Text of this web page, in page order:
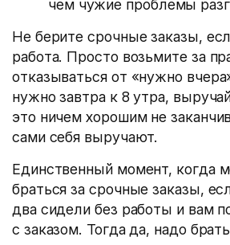
чем чужие проблемы
Не берите срочные заказы,
работа. Просто возьмите за
отказываться от «нужно
нужно завтра к 8 утра,
это ничем хорошим не
сами себя выручают.
Единственный момент, когда
браться за срочные заказы,
два сидели без работы и вам
с заказом. Тогда да, надо